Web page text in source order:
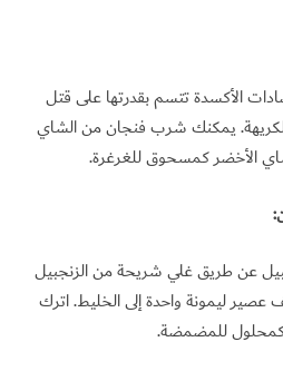
الأكسدة تتسم بقدرتها على قتل
الكريهة. يمكنك شرب فنجان من الشاي
الأخضر كمسحوق للغرغرة.
عن طريق غلي شريحة من الزنجبيل
ليمونة واحدة إلى الخليط. اترك
كمحلول للمضمضة.